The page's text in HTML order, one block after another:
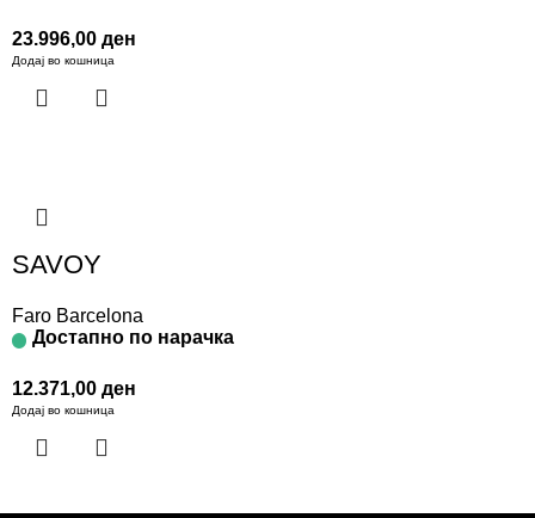
23.996,00 ден
Додај во кошница
SAVOY
Faro Barcelona
Достапно по нарачка
12.371,00 ден
Додај во кошница